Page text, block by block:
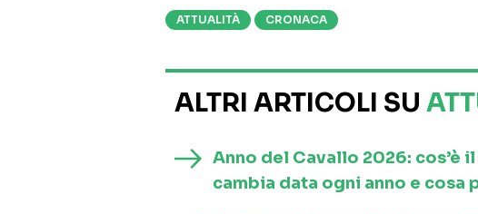
ATTUALITÀ CRONACA
ALTRI ARTICOLI SU
Anno del Cavallo 2026: cos’è
cambia data ogni anno e cosa